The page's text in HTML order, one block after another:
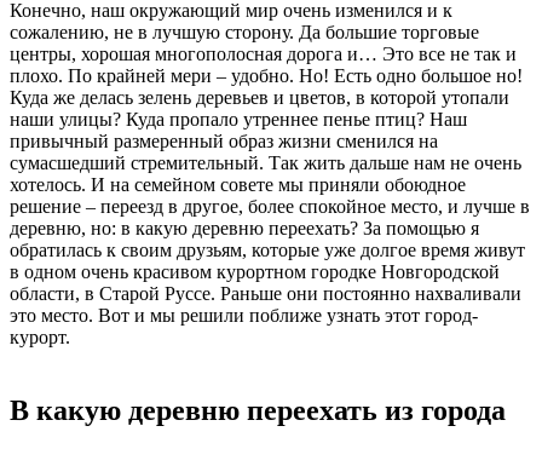
Конечно, наш окружающий мир очень изменился и к
сожалению, не в лучшую сторону. Да большие торговые
центры, хорошая многополосная дорога и… Это все не так и
плохо. По крайней мери – удобно. Но! Есть одно большое но!
Куда же делась зелень деревьев и цветов, в которой утопали
наши улицы? Куда пропало утреннее пенье птиц? Наш
привычный размеренный образ жизни сменился на
сумасшедший стремительный. Так жить дальше нам не очень
хотелось. И на семейном совете мы приняли обоюдное
решение – переезд в другое, более спокойное место, и лучше в
деревню, но: в какую деревню переехать? За помощью я
обратилась к своим друзьям, которые уже долгое время живут
в одном очень красивом курортном городке Новгородской
области, в Старой Руссе. Раньше они постоянно нахваливали
это место. Вот и мы решили поближе узнать этот город-
курорт.
В какую деревню переехать из города